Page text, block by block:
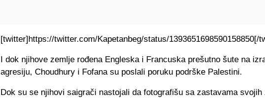
[twitter]https://twitter.com/Kapetanbeg/status/1393651698590158850[/
I dok njihove zemlje rođena Engleska i Francuska prešutno šute na
agresiju, Choudhury i Fofana su poslali poruku podrške Palestini.
Dok su se njihovi saigrači nastojali da fotografišu sa zastavama svojih